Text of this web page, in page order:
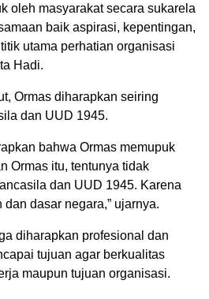
oleh masyarakat secara sukarela
baik aspirasi, kepentingan,
utama perhatian organisasi
Hadi.
Ormas diharapkan seiring
dan UUD 1945.
bahwa Ormas memupuk
Ormas itu, tentunya tidak
dan UUD 1945. Karena
dasar negara,” ujarnya.
diharapkan profesional dan
tujuan agar berkualitas
maupun tujuan organisasi.